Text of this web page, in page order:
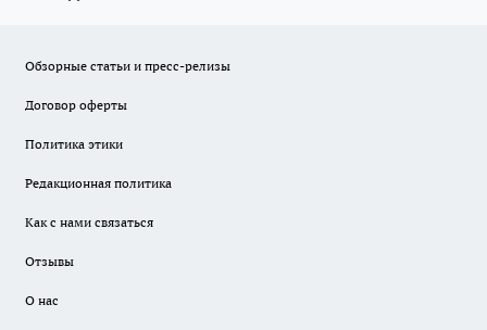
Обзорные статьи и пресс-релизы
Договор оферты
Политика этики
Редакционная политика
Как с нами связаться
Отзывы
О нас